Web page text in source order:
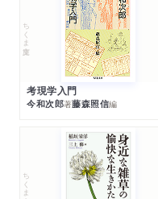
ちくま文庫
考現学入門
今和次郎著藤森照信編
ちくま文庫